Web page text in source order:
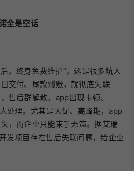
全是空话
，终身免费维护”，这是很多坑人
交付、尾款到账，就彻底失联
后群解散，app出现卡顿、
处理。尤其是大促、高峰期，app
，而企业只能束手无策。据艾瑞
发项目存在售后失联问题，给企业